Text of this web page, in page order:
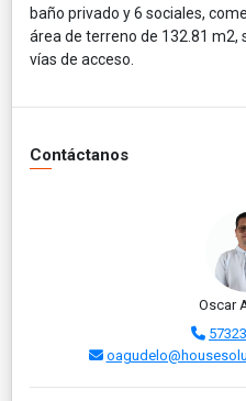
baño privado y 6 sociales,
área de terreno de 132.81 m2,
vías de acceso.
Contáctanos
Oscar